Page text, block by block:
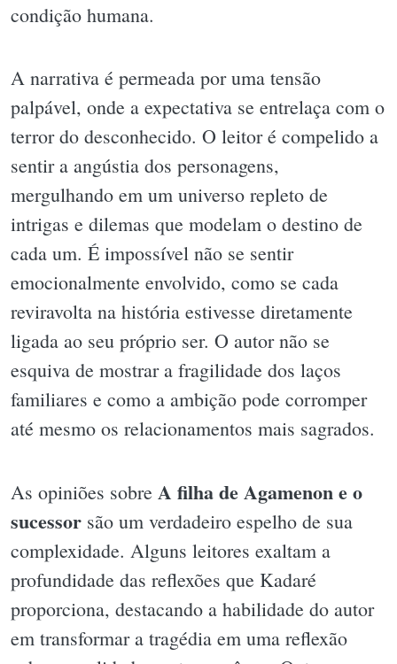
condição humana.
A narrativa é permeada por uma tensão
palpável, onde a expectativa se entrelaça com o
terror do desconhecido. O leitor é compelido a
sentir a angústia dos personagens,
mergulhando em um universo repleto de
intrigas e dilemas que modelam o destino de
cada um. É impossível não se sentir
emocionalmente envolvido, como se cada
reviravolta na história estivesse diretamente
ligada ao seu próprio ser. O autor não se
esquiva de mostrar a fragilidade dos laços
familiares e como a ambição pode corromper
até mesmo os relacionamentos mais sagrados.
As opiniões sobre A filha de Agamenon e o
sucessor são um verdadeiro espelho de sua
complexidade. Alguns leitores exaltam a
profundidade das reflexões que Kadaré
proporciona, destacando a habilidade do autor
em transformar a tragédia em uma reflexão